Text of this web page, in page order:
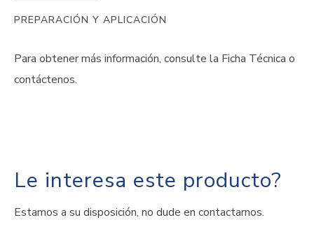
PREPARACIÓN Y APLICACIÓN
Para obtener más información, consulte la Ficha Técnica o
contáctenos.
Le interesa este producto?
Estamos a su disposición, no dude en contactarnos.